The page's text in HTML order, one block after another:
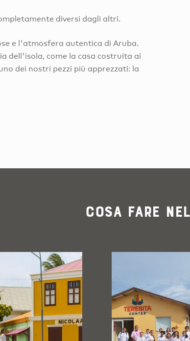
diversi dagli altri.
e l'atmosfera autentica di Aruba.
dell'isola, come la casa costruita ai
dei nostri pezzi più apprezzati: la
Cosa fare